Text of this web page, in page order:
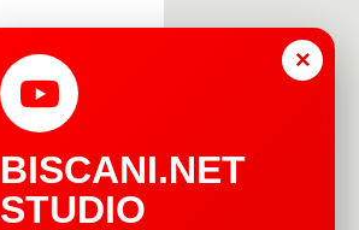
×
BISCANI.NET
STUDIO